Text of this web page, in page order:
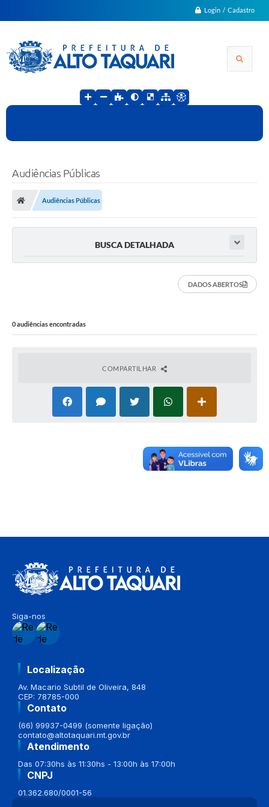
Login / Cadastro
Audiências Públicas
Audiências Públicas
BUSCA DETALHADA
DADOS ABERTOS
0 audiências encontradas
COMPARTILHAR
Siga-nos
Localização
Av. Macario Subtil de Oliveira, 848
CEP: 78785-000
Contato
(66) 99937-0499 (somente ligação)
contato@altotaquari.mt.gov.br
Atendimento
Das 07:30hs às 11:30hs - 13:00h às 17:00h
CNPJ
01.362.680/0001-56